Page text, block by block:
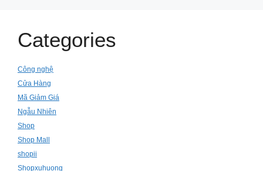
Categories
Công nghệ
Cửa Hàng
Mã Giảm Giá
Ngẫu Nhiên
Shop
Shop Mall
shopii
Shopxuhuong